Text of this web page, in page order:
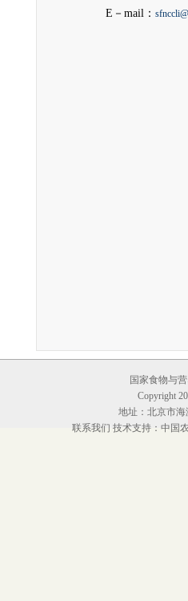
E－mail：
国家食物与
Copyright
地址：北京市海
联系我们 技术支持：中国